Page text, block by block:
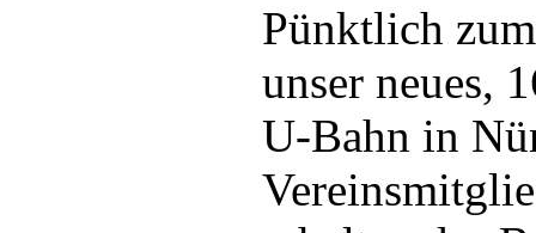
Pünktlich
unser neues,
U-Bahn in